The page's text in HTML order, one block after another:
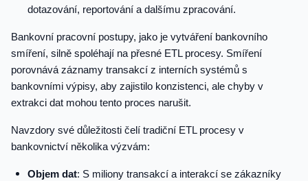
dotazování, reportování a dalšímu zpracování.
Bankovní pracovní postupy, jako je vytváření bankovního
smíření, silně spoléhají na přesné ETL procesy. Smíření
porovnává záznamy transakcí z interních systémů s
bankovními výpisy, aby zajistilo konzistenci, ale chyby v
extrakci dat mohou tento proces narušit.
Navzdory své důležitosti čelí tradiční ETL procesy v
bankovnictví několika výzvám:
Objem dat: S miliony transakcí a interakcí se zákazníky